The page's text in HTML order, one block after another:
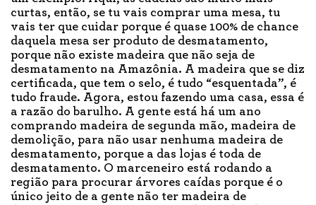
curtas, então, se tu vais comprar uma mesa, tu
vais ter que cuidar porque é quase 100% de chance
daquela mesa ser produto de desmatamento,
porque não existe madeira que não seja de
desmatamento na Amazônia. A madeira que se diz
certificada, que tem o selo, é tudo “esquentada”, é
tudo fraude. Agora, estou fazendo uma casa, essa é
a razão do barulho. A gente está há um ano
comprando madeira de segunda mão, madeira de
demolição, para não usar nenhuma madeira de
desmatamento, porque a das lojas é toda de
desmatamento. O marceneiro está rodando a
região para procurar árvores caídas porque é o
único jeito de a gente não ter madeira de